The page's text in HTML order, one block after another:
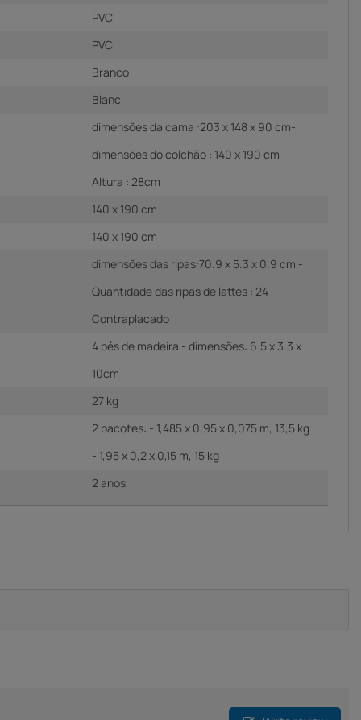
PVC
PVC
Branco
Blanc
dimensões da cama :203 x 148 x 90 cm-
dimensões do colchão : 140 x 190 cm -
Altura : 28cm
140 x 190 cm
140 x 190 cm
dimensões das ripas:70.9 x 5.3 x 0.9 cm -
Quantidade das ripas de lattes : 24 -
Contraplacado
4 pés de madeira - dimensões: 6.5 x 3.3 x
10cm
27 kg
2 pacotes: - 1,485 x 0,95 x 0,075 m, 13,5 kg
- 1,95 x 0,2 x 0,15 m, 15 kg
2 anos